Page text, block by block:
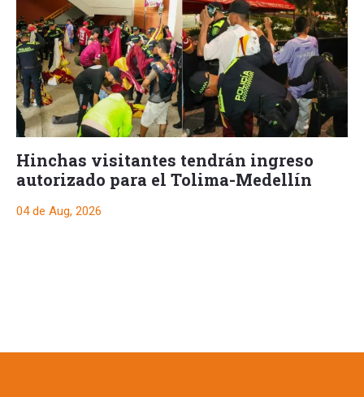
Hinchas visitantes tendrán ingreso
autorizado para el Tolima-Medellín
04 de Aug, 2026